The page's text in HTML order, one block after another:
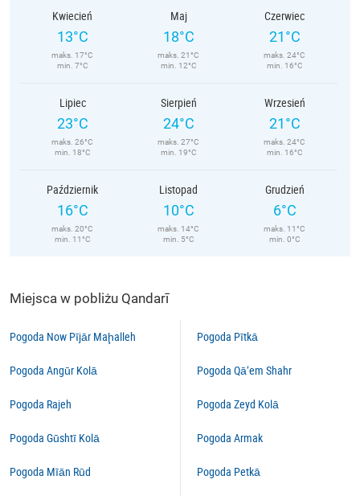
Kwiecień
13°C
maks. 17°C
min. 7°C
Maj
18°C
maks. 21°C
min. 12°C
Czerwiec
21°C
maks. 24°C
min. 16°C
Lipiec
23°C
maks. 26°C
min. 18°C
Sierpień
24°C
maks. 27°C
min. 19°C
Wrzesień
21°C
maks. 24°C
min. 16°C
Październik
16°C
maks. 20°C
min. 11°C
Listopad
10°C
maks. 14°C
min. 5°C
Grudzień
6°C
maks. 11°C
min. 0°C
Miejsca w pobliżu Qandarī
Pogoda Now Pījār Maḩalleh
Pogoda Angūr Kolā
Pogoda Rajeh
Pogoda Gūshtī Kolā
Pogoda Mīān Rūd
Pogoda Pītkā
Pogoda Qā’em Shahr
Pogoda Zeyd Kolā
Pogoda Armak
Pogoda Petkā